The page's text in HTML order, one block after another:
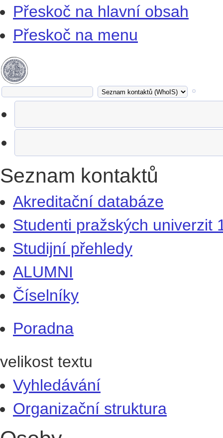
Přeskoč na hlavní obsah
Přeskoč na menu
Seznam kontaktů
Akreditační databáze
Studenti pražských univerzit
Studijní přehledy
ALUMNI
Číselníky
Poradna
velikost textu
Vyhledávání
Organizační struktura